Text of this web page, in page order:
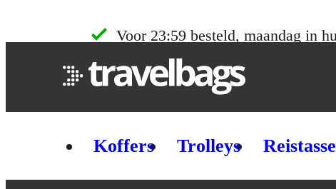
Voor 23:59 besteld, maandag in
Koffers Trolleys